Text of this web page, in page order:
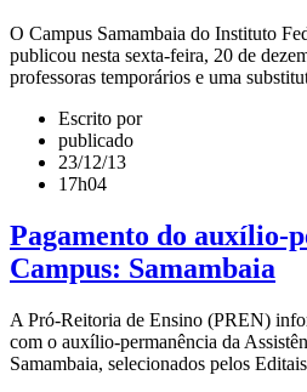
O Campus Samambaia do Instituto
publicou nesta sexta-feira, 20 de
professoras temporários e uma
Escrito por
publicado
23/12/13
17h04
Pagamento do auxílio-
Campus: Samambaia
A Pró-Reitoria de Ensino (PREN)
com o auxílio-permanência da
Samambaia, selecionados pelos